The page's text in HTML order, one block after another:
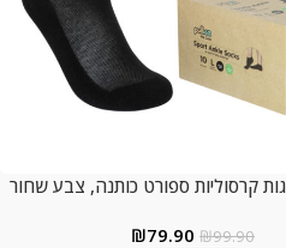
₪99.90
₪79.90